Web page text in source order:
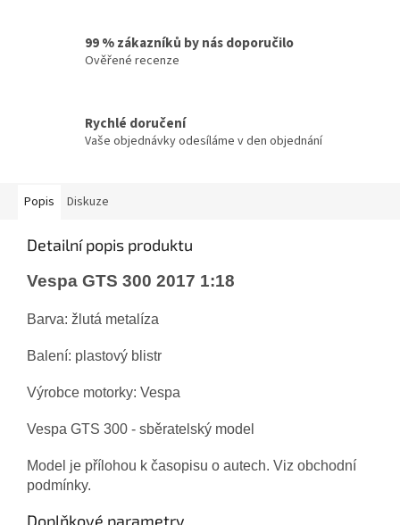
99 % zákazníků by nás doporučilo
Ověřené recenze
Rychlé doručení
Vaše objednávky odesíláme v den objednání
Popis Diskuze
Detailní popis produktu
Vespa GTS 300 2017 1:18
Barva: žlutá metalíza
Balení: plastový blistr
Výrobce motorky: Vespa
Vespa GTS 300 - sběratelský model
Model je přílohou k časopisu o autech. Viz obchodní
podmínky.
Doplňkové parametry